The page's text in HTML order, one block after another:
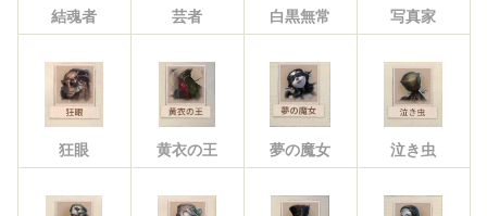
結魂者 芸者 白黒無常 写真家
狂眼 黄衣の王 夢の魔女 泣き虫